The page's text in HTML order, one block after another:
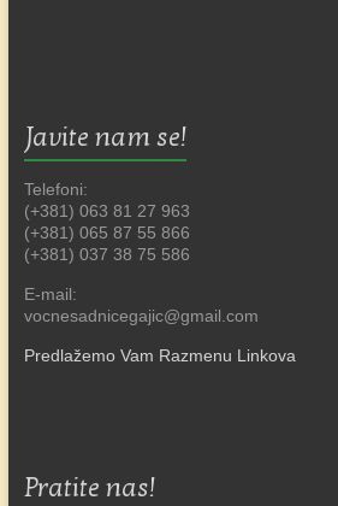
Javite nam se!
Telefoni:
(+381) 063 81 27 963
(+381) 065 87 55 866
(+381) 037 38 75 586
E-mail:
vocnesadnicegajic@gmail.com
Predlažemo Vam Razmenu Linkova
Pratite nas!